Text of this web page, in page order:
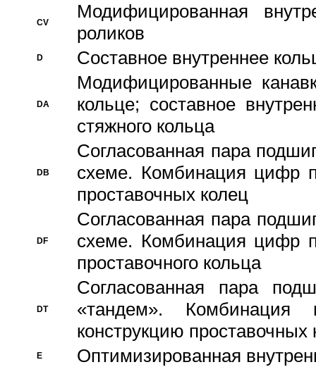
CV
Модифицированная
роликов
D Составное внутреннее
DA
Модифицированные
кольце; составное
стяжного кольца
DB
Согласованная пара
схеме. Комбинация цифр
проставочных колец
DF
Согласованная пара
схеме. Комбинация цифр
проставочного кольца
DT
Согласованная пара
«тандем».
конструкцию проставочных
E
Оптимизированная